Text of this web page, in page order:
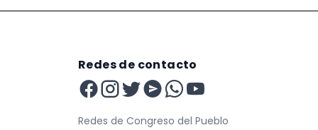
Redes de contacto
Redes de Congreso del Pueblo